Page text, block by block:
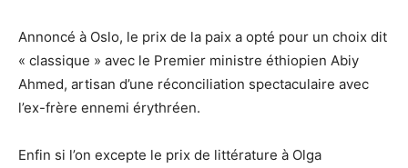
Annoncé à Oslo, le prix de la paix a opté pour un choix dit
« classique » avec le Premier ministre éthiopien Abiy
Ahmed, artisan d’une réconciliation spectaculaire avec
l’ex-frère ennemi érythréen.
Enfin si l’on excepte le prix de littérature à Olga